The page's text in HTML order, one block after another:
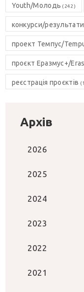
Youth/Молодь (242)
конкурси/результати
проект Темпус/
проєкт Еразмус+/
реєстрація проєктів
Архів
2026
2025
2024
2023
2022
2021